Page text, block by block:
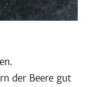
der Beere gut